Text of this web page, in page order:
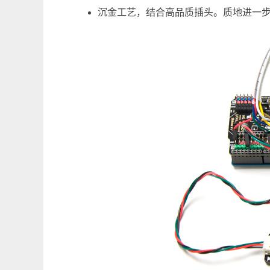
沉金工艺，结合高品质插头。质地进一